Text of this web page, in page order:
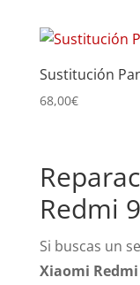
Sustitución
68,00€
Redmi
Si buscas un
Xiaomi